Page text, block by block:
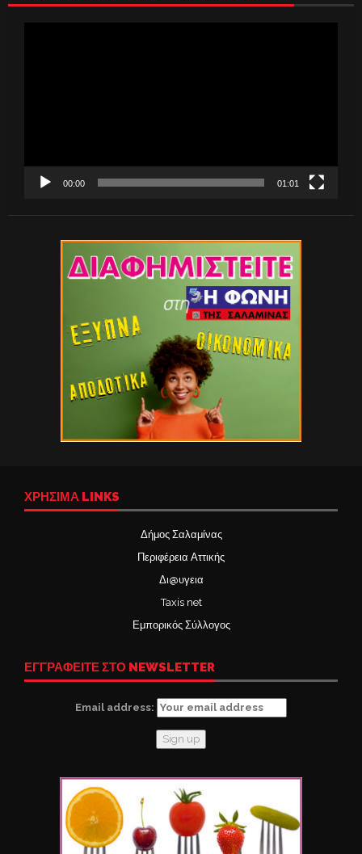
00:00 01:01
ΧΡΉΣΙΜΑ LINKS
Δήμος Σαλαμίνας
Περιφέρεια Αττικής
Δι@υγεια
Taxis net
Εμπορικός Σύλλογος
ΕΓΓΡΑΦΕΙΤΕ ΣΤΟ NEWSLETTER
Email address: